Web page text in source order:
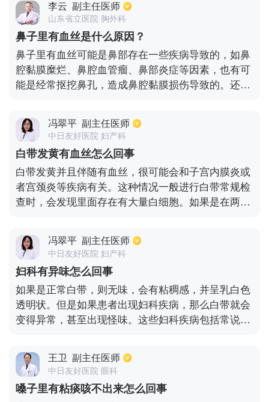
支气管镜检查帮助明确诊断。如果患者有陈旧的病
灶，发现肺部有阴影，无需特殊处理，只需定期复查
即可。如果患者患的是活动性肺结核，一定要进行抗
结核的治疗，治疗的药物可以选择异烟肼、利福平、
吡嗪酰胺等。患者是肺内炎症引起的肺部阴影，可以
用抗生素进行治疗，抗生素包括：头孢克肟、阿司匹
需要进行抗肿瘤的治疗，适合的治疗方式有：先手术
治疗，后进行放疗、化疗和靶细胞细胞治疗。
李云 副主任医师
山东省立医院 胸外科
鼻子里有血丝是什么原因？
鼻子里有血丝可能是鼻部存在一些疾病导致的，如鼻
腔黏膜糜烂、鼻腔血管瘤、鼻部炎症等因素，也有可
能是经常抠挖鼻孔，造成鼻腔黏膜损伤导致的。还有
血液病、高血压疾病、以及肝肾功能异常等疾病，这
些都可能会导致患者出现鼻子里有血丝的情况。另
外，不良的饮食习惯，容易偏挑食，或是日常吃的食
物比较辛辣刺激，就可能会引起身体上火，导致鼻子
里出现血丝的情况。要想查明鼻子里有血丝的具体病
因，患者还需及时去医院进行进一步的身体检查。
冯翠平 副主任医师
中日友好医院 妇产科
白带发黄有血丝怎么回事
白带发黄并且伴随有血丝，很可能会和子宫内膜炎或
者宫颈炎等疾病有关。这种情况一般进行白带常规检
查时，会发现里面存在有大量白细胞。如果是在两次
卵期出血引起。而如果白带发黄伴有血丝的同时，出
现有外阴瘙痒，异味等情况，就和阴道炎有关。这时
建议及时进行妇科检查，尤其是白带常规等化验，然
后根据相应的检查结果进行针对性治疗，平时要勤换
洗内裤，注意个人卫生，尽量保持外阴干燥清洁。
冯翠平 副主任医师
中日友好医院 妇产科
妇科有异味怎么回事
如果是正常白带，则无味，会有粘稠感，并呈乳白色
透明状。但是如果患者出现妇科疾病，那么白带就会
变得异常，甚至出现怪味。这些妇科疾病包括常说的
如果白带有异味呈豆腐渣样，外阴瘙痒，是由于患有
霉菌性阴道炎；如果白带常有腥臭味儿呈黄绿色则是
由于厌氧菌感染、滴虫性感染的阴道炎；如果白带有
鱼腥味儿可能是由阴道嗜血杆菌引起的。针对以上问
王卫 副主任医师
中日友好医院 眼科
嗓子里有粘痰咳不出来怎么回事